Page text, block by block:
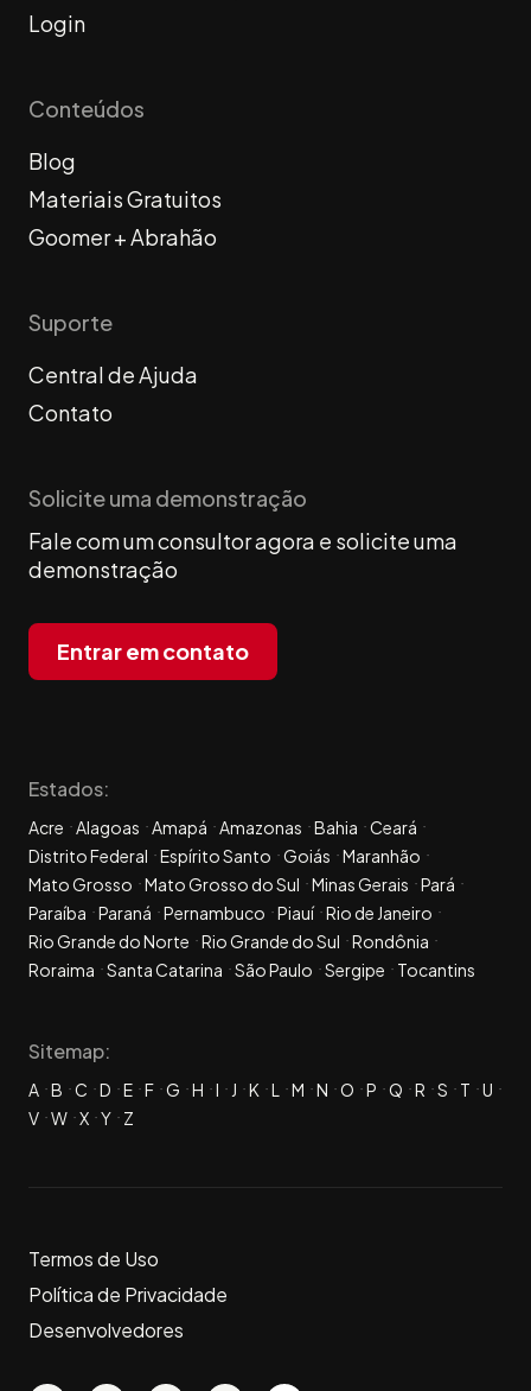
Login
Conteúdos
Blog
Materiais Gratuitos
Goomer + Abrahão
Suporte
Central de Ajuda
Contato
Solicite uma demonstração
Fale com um consultor agora e solicite uma
demonstração
Entrar em contato
Estados:
Acre Alagoas Amapá Amazonas Bahia
Ceará
Distrito Federal
Espírito Santo Goiás
Maranhão
Mato Grosso
Mato Grosso do Sul Minas Gerais
Pará
Paraíba
Paraná Pernambuco Piauí Rio de Janeiro
Rio Grande do Norte
Rio Grande do Sul
Rondônia
Roraima
Santa Catarina São Paulo Sergipe Tocantins
Sitemap:
A B C D E F G H I J K L M N O P Q R S T
U
V W X Y Z
Termos de Uso
Política de Privacidade
Desenvolvedores